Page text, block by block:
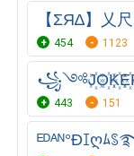
【ΣЯ∆】乂
454 1123
443 151
ᴱᴰᴬᴺ°Ðꀤღﾑ